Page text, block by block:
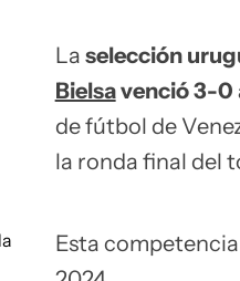
La selección
Bielsavenció 3-0
de fútbol de
la ronda final del
Esta